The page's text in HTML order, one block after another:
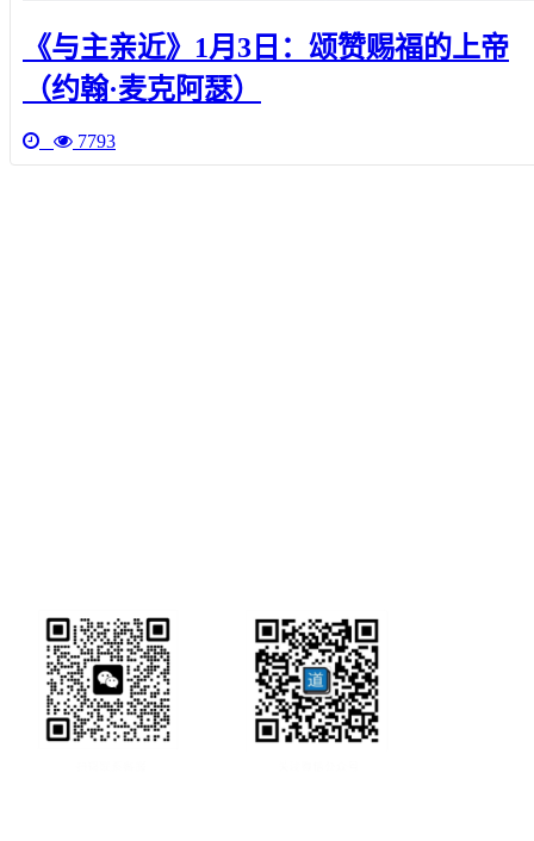
《与主亲近》1月3日：颂赞赐福的上帝
（约翰·麦克阿瑟）
7793